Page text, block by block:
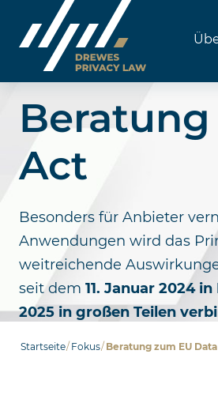
content
Act
Besonders für Anbieter
Anwendungen wird das
weitreichende
seit dem 11. Januar 2024
2025 in großen Teilen
Startseite/ Fokus/ Beratung zum EU